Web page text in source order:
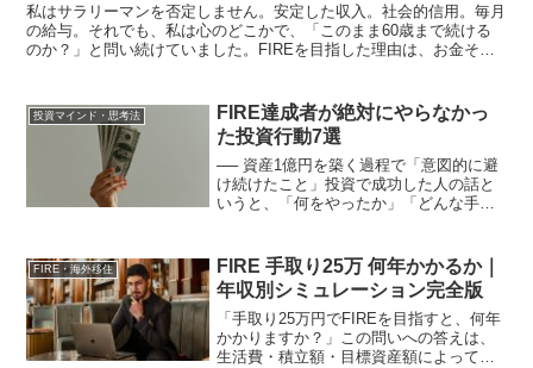
私はサラリーマンを否定しません。安定した収入。社会的信用。毎月
の給与。それでも、私は心のどこかで、「このまま60歳まで続ける
のか？」と問い続けていました。FIREを目指した理由は、お金その
投資マインド・思考法
FIRE達成者が絶対にやらなかっ
た投資行動7選
── 資産1億円を築く過程で「意図的に避
け続けたこと」投資で成功した人の話と
いうと、「何をやったか」「どんな手法
り重要なのは「何をやらなかったか」**
です。私はこれま...
FIRE・海外移住
FIRE 手取り25万 何年かかるか｜
年収別シミュレーション完全版
「手取り25万円でFIREを目指すと、何年
かかりますか？」この問いへの答えは、
生活費・積立額・目標資産額によって大